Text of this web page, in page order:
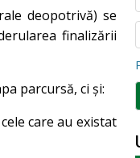
deopotrivă) se
finalizării
parcursă, ci și:
care au existat